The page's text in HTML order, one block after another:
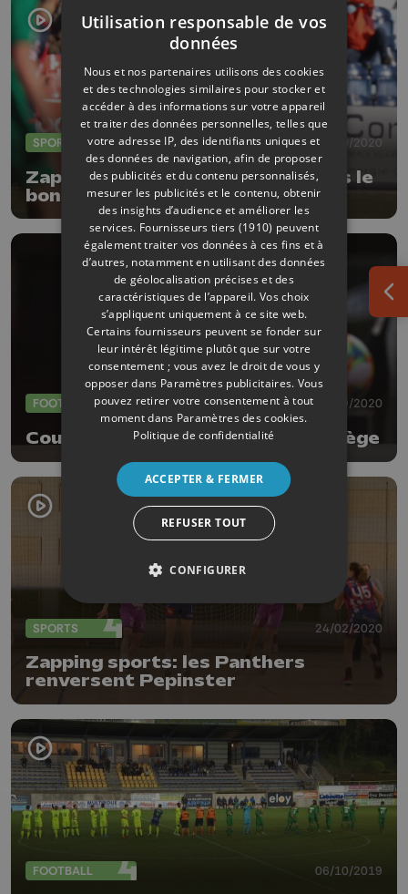
SPORTS 12/10/2020
Zapping sports: le RFC Liège dans le
bon wagon
FOOTBALL 21/09/2020
Coupe: Warnant défiera le RFC Liège
SPORTS 24/02/2020
Zapping sports: les Panthers
renversent Pepinster
FOOTBALL 06/10/2019
Utilisation responsable de vos
données
Nous et nos partenaires utilisons des cookies
et des technologies similaires pour stocker et
accéder à des informations sur votre appareil
et traiter des données personnelles, telles que
votre adresse IP, des identifiants uniques et
des données de navigation, afin de proposer
des publicités et du contenu personnalisés,
mesurer les publicités et le contenu, obtenir
des insights d’audience et améliorer les
services. Fournisseurs tiers (1910) peuvent
également traiter vos données à ces fins et à
d’autres, notamment en utilisant des données
de géolocalisation précises et des
caractéristiques de l’appareil. Vos choix
s’appliquent uniquement à ce site web.
Certains fournisseurs peuvent se fonder sur
leur intérêt légitime plutôt que sur votre
consentement ; vous avez le droit de vous y
opposer dans Paramètres publicitaires. Vous
pouvez retirer votre consentement à tout
moment dans Paramètres des cookies.
Politique de confidentialité
ACCEPTER & FERMER
REFUSER TOUT
CONFIGURER